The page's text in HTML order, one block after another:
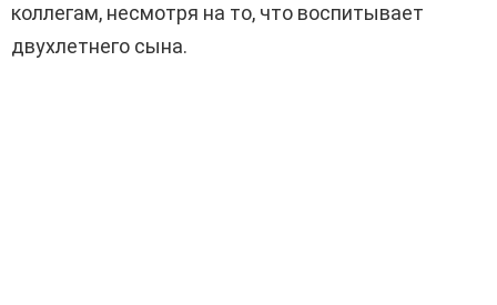
коллегам, несмотря на то, что воспитывает
двухлетнего сына.